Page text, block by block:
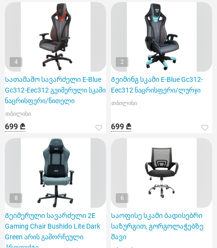
4
Სათამაშო სავარძელი E-Blue
Gc312-Eec312 გეიმერული სკამი
ნაცრისფერი/წითელი
თბილისი
699 ₾
2
Გეიმინგ სკამი E-Blue Gc312-
Eec312 ნაცრისფერი/ლურჯი
თბილისი
699 ₾
8
Გეიმერული სავარძელი 2E
Gaming Chair Bushido Lite Dark
Green არის გამორჩეული
6
Საოფისე სკამი ბადისებრი
საზურგით, გორგოლაჭებზე
შავი